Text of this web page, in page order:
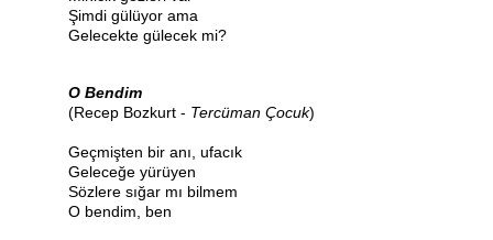
Şimdi gülüyor ama
Gelecekte gülecek mi?
O Bendim
(Recep Bozkurt - Tercüman Çocuk)
Geçmişten bir anı, ufacık
Geleceğe yürüyen
Sözlere sığar mı bilmem
O bendim, ben